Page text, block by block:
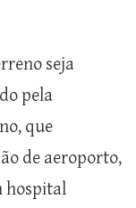
seja
pela
que
de aeroporto,
hospital